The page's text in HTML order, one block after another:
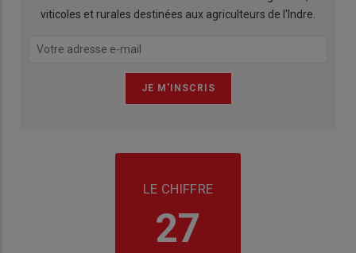
viticoles et rurales destinées aux agriculteurs de l'Indre.
LE CHIFFRE
27